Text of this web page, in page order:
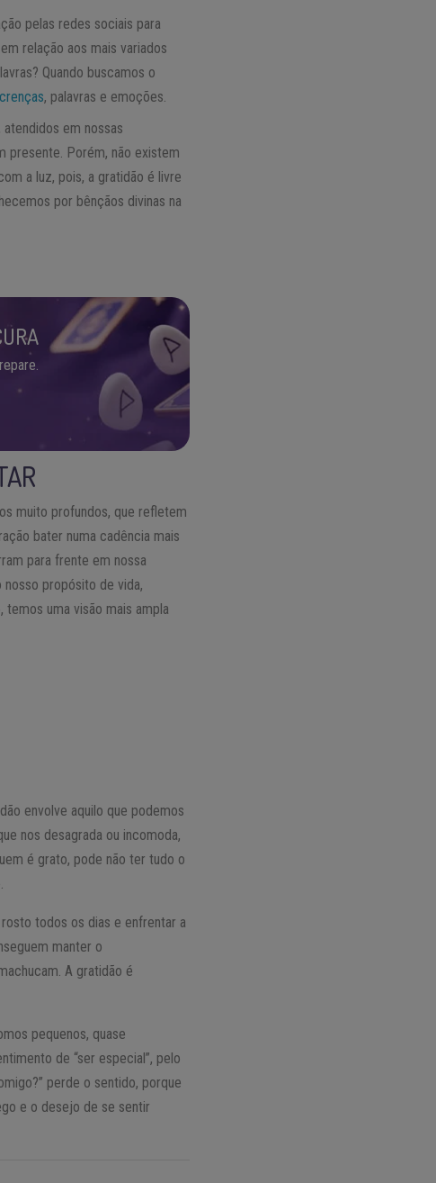
pelas redes sociais para
relação aos mais variados
Quando buscamos o
crenças, palavras e emoções.
em nossas
presente. Porém, não existem
a luz, pois, a gratidão é livre
por bênçãos divinas na
muito profundos, que refletem
bater numa cadência mais
para frente em nossa
nosso propósito de vida,
uma visão mais ampla
envolve aquilo que podemos
nos desagrada ou incomoda,
é grato, pode não ter tudo o
todos os dias e enfrentar a
manter o
A gratidão é
pequenos, quase
de “ser especial”, pelo
perde o sentido, porque
e o desejo de se sentir